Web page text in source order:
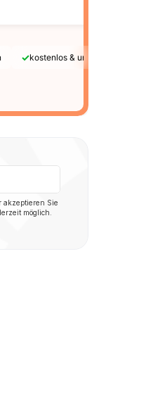
✓kostenlos & unverbindlich
akzeptieren Sie
möglich.